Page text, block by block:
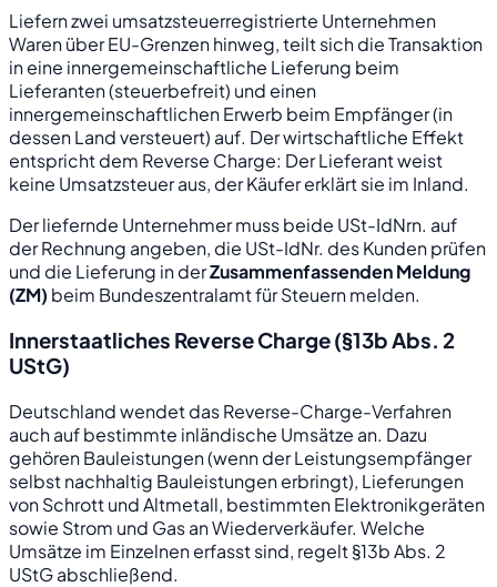
Liefern zwei umsatzsteuerregistrierte Unternehmen
Waren über EU-Grenzen hinweg, teilt sich die Transaktion
in eine innergemeinschaftliche Lieferung beim
Lieferanten (steuerbefreit) und einen
innergemeinschaftlichen Erwerb beim Empfänger (in
dessen Land versteuert) auf. Der wirtschaftliche Effekt
entspricht dem Reverse Charge: Der Lieferant weist
keine Umsatzsteuer aus, der Käufer erklärt sie im Inland.
Der liefernde Unternehmer muss beide USt-IdNrn. auf
der Rechnung angeben, die USt-IdNr. des Kunden prüfen
und die Lieferung in derZusammenfassenden Meldung
(ZM) beim Bundeszentralamt für Steuern melden.
Innerstaatliches Reverse Charge (§13b Abs. 2
UStG)
Deutschland wendet das Reverse-Charge-Verfahren
auch auf bestimmte inländische Umsätze an. Dazu
gehören Bauleistungen (wenn der Leistungsempfänger
selbst nachhaltig Bauleistungen erbringt), Lieferungen
von Schrott und Altmetall, bestimmten Elektronikgeräten
sowie Strom und Gas an Wiederverkäufer. Welche
Umsätze im Einzelnen erfasst sind, regelt §13b Abs. 2
UStG abschließend.